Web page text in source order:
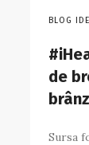
BLOG
de
Sursa